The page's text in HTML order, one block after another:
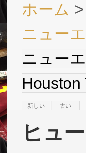
ホーム >
ニュー
ニュー
Houston
新しい 古い
ヒュ